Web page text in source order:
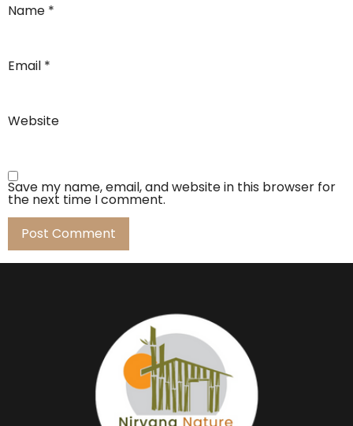
Name *
Email *
Website
Save my name, email, and website in this browser for
the next time I comment.